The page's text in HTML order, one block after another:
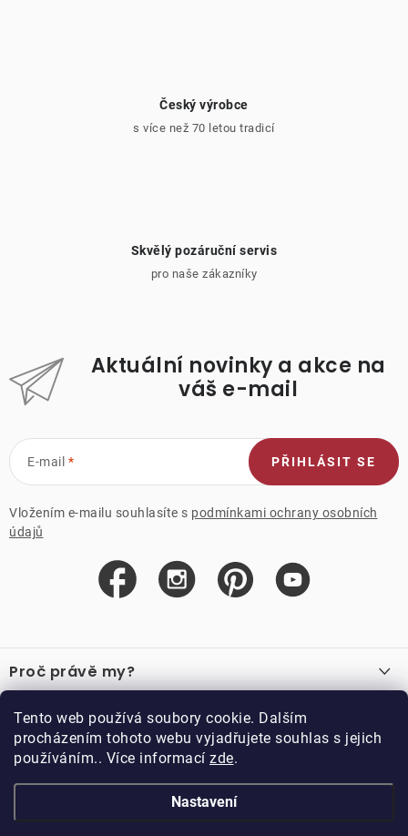
Tento web používá soubory cookie. Dalším
procházením tohoto webu vyjadřujete souhlas s jejich
používáním.. Více informací zde.
Nastavení
Český výrobce
s více než 70 letou tradicí
Skvělý pozáruční servis
pro naše zákazníky
Aktuální novinky a akce na
váš e-mail
E-mail
Vložením e-mailu souhlasíte s podmínkami ochrany osobních
údajů
PŘIHLÁSIT SE
á
p
a
Proč právě my?
Recenze
Důležité odkazy
Velkoobchod
Vzorková prodejna
Kariéra
O nákupu
Obchodní podmínky